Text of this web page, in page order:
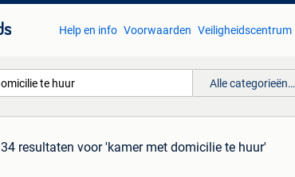
Help en info Voorwaarden Veiligheidscentrum
Alle categorieën…
34 resultaten voor 'kamer met domicilie te huur'